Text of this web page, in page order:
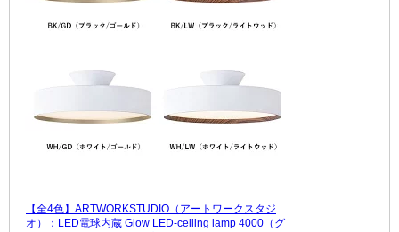
【全4色】ARTWORKSTUDIO（アートワークスタジ
オ）：LED電球内蔵 Glow LED-ceiling lamp 4000（グ